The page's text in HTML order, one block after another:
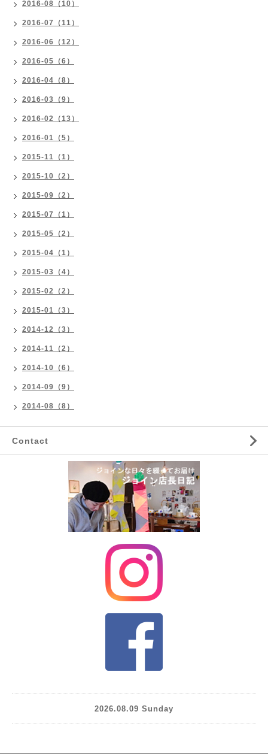
2016-08（10）
2016-07（11）
2016-06（12）
2016-05（6）
2016-04（8）
2016-03（9）
2016-02（13）
2016-01（5）
2015-11（1）
2015-10（2）
2015-09（2）
2015-07（1）
2015-05（2）
2015-04（1）
2015-03（4）
2015-02（2）
2015-01（3）
2014-12（3）
2014-11（2）
2014-10（6）
2014-09（9）
2014-08（8）
Contact
2026.08.09 Sunday